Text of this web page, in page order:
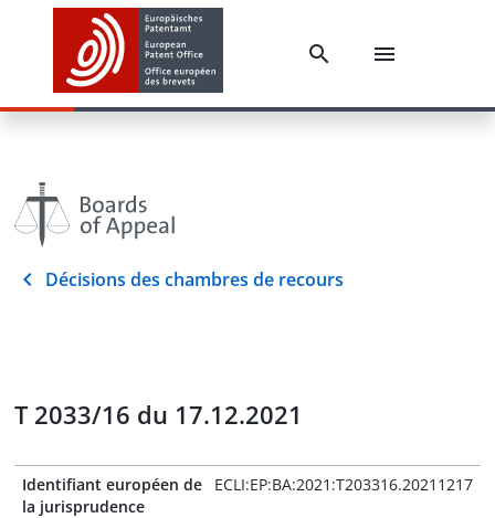
Décisions des chambres de recours
T 2033/16 du 17.12.2021
Identifiant européen de
la jurisprudence
ECLI:EP:BA:2021:T203316.20211217